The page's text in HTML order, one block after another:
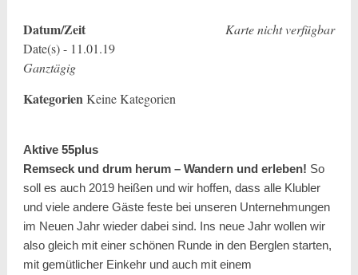
Karte nicht verfügbar
Datum/Zeit
Date(s) - 11.01.19
Ganztägig
KategorienKeine Kategorien
Aktive 55plus
Remseck und drum herum – Wandern und erleben! So
soll es auch 2019 heißen und wir hoffen, dass alle Klubler
und viele andere Gäste feste bei unseren Unternehmungen
im Neuen Jahr wieder dabei sind. Ins neue Jahr wollen wir
also gleich mit einer schönen Runde in den Berglen starten,
mit gemütlicher Einkehr und auch mit einem